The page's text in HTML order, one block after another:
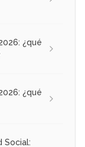
¿qué
¿qué
Social: